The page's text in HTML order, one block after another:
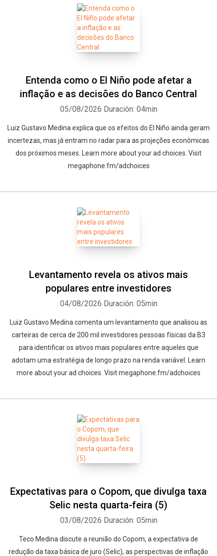
Entenda como o El Niño pode afetar a
inflação e as decisões do Banco Central
05/08/2026 Duración: 04min
Luiz Gustavo Medina explica que os efeitos do El Niño ainda geram
incertezas, mas já entram no radar para as projeções econômicas
dos próximos meses. Learn more about your ad choices. Visit
megaphone.fm/adchoices
Levantamento revela os ativos mais
populares entre investidores
04/08/2026 Duración: 05min
Luiz Gustavo Medina comenta um levantamento que analisou as
carteiras de cerca de 200 mil investidores pessoas físicas da B3
para identificar os ativos mais populares entre aqueles que
adotam uma estratégia de longo prazo na renda variável. Learn
more about your ad choices. Visit megaphone.fm/adchoices
Expectativas para o Copom, que divulga taxa
Selic nesta quarta-feira (5)
03/08/2026 Duración: 05min
Teco Medina discute a reunião do Copom, a expectativa de
redução da taxa básica de juro (Selic), as perspectivas de inflação